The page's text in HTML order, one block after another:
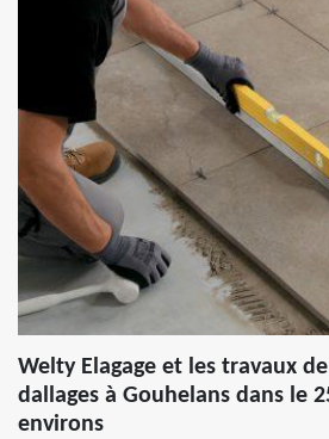
Welty Elagage et les travaux
dallages à Gouhelans dans le
environs